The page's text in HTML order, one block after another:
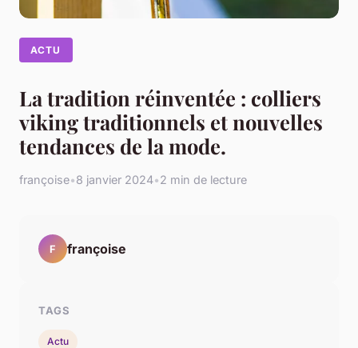
ACTU
La tradition réinventée : colliers
viking traditionnels et nouvelles
tendances de la mode.
françoise•8 janvier 2024•2 min de lecture
F françoise
TAGS
Actu